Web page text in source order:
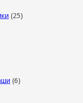
(25)
(6)